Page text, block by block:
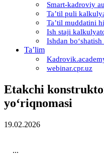
Smart-kadroviy
Ta’til puli
Ta’til muddatini
Ish staji
Ishdan
Ta’lim
webinar.cpr.uz
Etakchi
yoʻriqnomasi
19.02.2026
...